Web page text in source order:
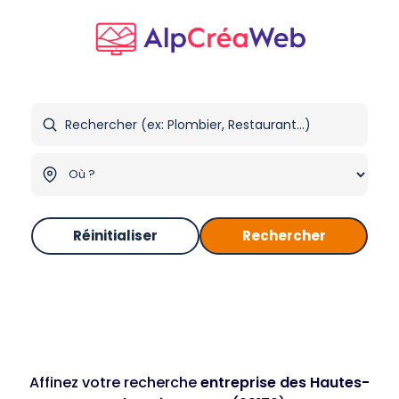
Réinitialiser Rechercher
Affinez votre rechercheentreprise des Hautes-